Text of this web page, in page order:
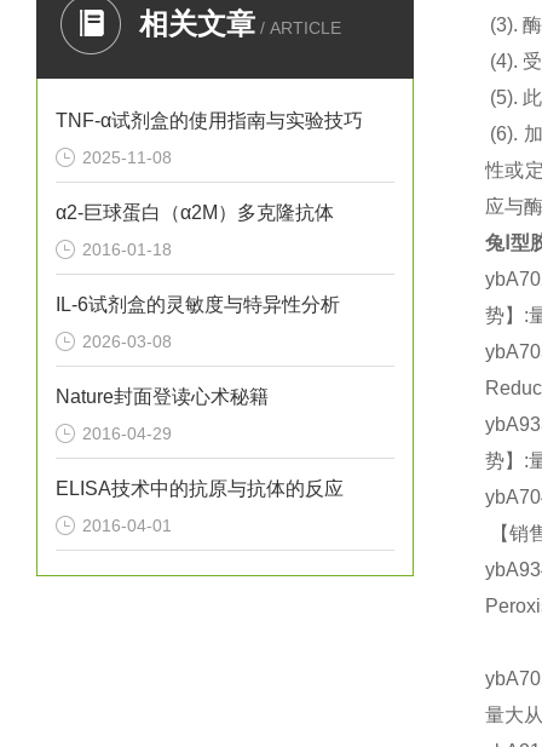
相关文章 / ARTICLE
TNF-α试剂盒的使用指南与实验技巧
2025-11-08
α2-巨球蛋白（α2M）多克隆抗体
2016-01-18
IL-6试剂盒的灵敏度与特异性分析
2026-03-08
Nature封面登读心术秘籍
2016-04-29
ELISA技术中的抗原与抗体的反应
2016-04-01
(3).
(4).
(5).
(6).
性或
应与
兔Ⅰ型
势】:
势】:
【销
量大